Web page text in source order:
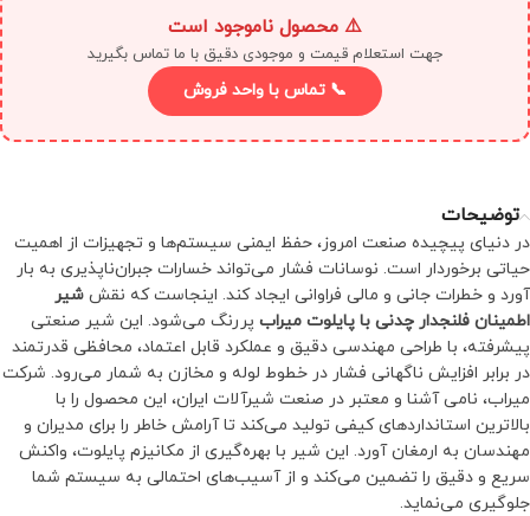
⚠️ محصول ناموجود است
جهت استعلام قیمت و موجودی دقیق با ما تماس بگیرید
📞 تماس با واحد فروش
توضیحات
در دنیای پیچیده صنعت امروز، حفظ ایمنی سیستم‌ها و تجهیزات از اهمیت
حیاتی برخوردار است. نوسانات فشار می‌تواند خسارات جبران‌ناپذیری به بار
آورد و خطرات جانی و مالی فراوانی ایجاد کند. اینجاست که نقش شیر
اطمینان فلنجدار چدنی با پایلوت میراب پررنگ می‌شود. این شیر صنعتی
پیشرفته، با طراحی مهندسی دقیق و عملکرد قابل اعتماد، محافظی قدرتمند
در برابر افزایش ناگهانی فشار در خطوط لوله و مخازن به شمار می‌رود. شرکت
میراب، نامی آشنا و معتبر در صنعت شیرآلات ایران، این محصول را با
بالاترین استانداردهای کیفی تولید می‌کند تا آرامش خاطر را برای مدیران و
مهندسان به ارمغان آورد. این شیر با بهره‌گیری از مکانیزم پایلوت، واکنش
سریع و دقیق را تضمین می‌کند و از آسیب‌های احتمالی به سیستم شما
جلوگیری می‌نماید.